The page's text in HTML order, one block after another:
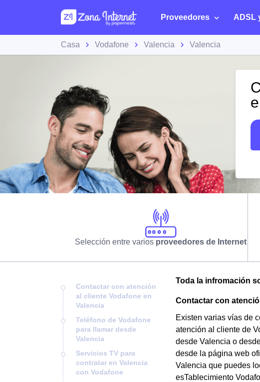
Proveedores ADSL
Casa Vodafone Valencia Valencia
Selección entre varios proveedores de Internet
Contactar con atención
al cliente Vodafone en
Valencia
Teléfono de Vodafone
para llamar desde
Valencia
Servicios TV para
contratar en Valencia
con Vodafone
Toda la infromación
Contactar con
Existen varias vías de
atención al cliente de
desde Valencia o
desde la página web
Valencia que puedes
esTablecimiento